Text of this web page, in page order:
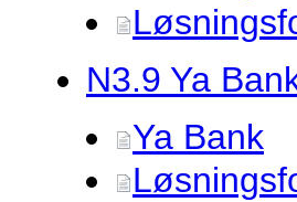
N3.9 Ya
Ya Bank